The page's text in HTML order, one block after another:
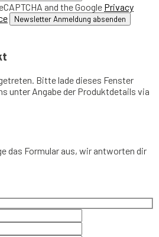
and the Google Privacy
Bitte lade dieses Fenster
unter Angabe der Produktdetails via
das Formular aus, wir antworten dir